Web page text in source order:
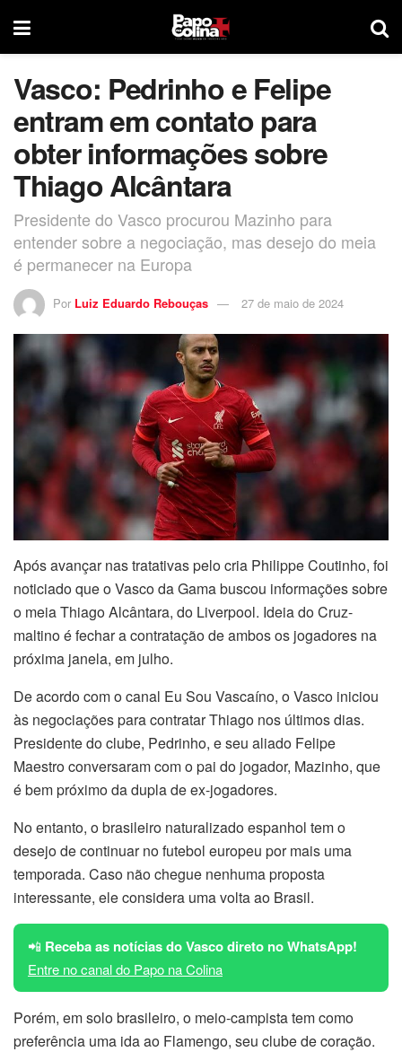
Vasco: Pedrinho e Felipe
entram em contato para
obter informações sobre
Thiago Alcântara
Presidente do Vasco procurou Mazinho para
entender sobre a negociação, mas desejo do meia
é permanecer na Europa
Por Luiz Eduardo Rebouças 27 de maio de 2024
Após avançar nas tratativas pelo cria Philippe Coutinho, foi
noticiado que o Vasco da Gama buscou informações sobre
o meia Thiago Alcântara, do Liverpool. Ideia do Cruz-
maltino é fechar a contratação de ambos os jogadores na
próxima janela, em julho.
De acordo com o canal Eu Sou Vascaíno, o Vasco iniciou
às negociações para contratar Thiago nos últimos dias.
Presidente do clube, Pedrinho, e seu aliado Felipe
Maestro conversaram com o pai do jogador, Mazinho, que
é bem próximo da dupla de ex-jogadores.
No entanto, o brasileiro naturalizado espanhol tem o
desejo de continuar no futebol europeu por mais uma
temporada. Caso não chegue nenhuma proposta
interessante, ele considera uma volta ao Brasil.
📲 Receba as notícias do Vasco direto no WhatsApp!
Entre no canal do Papo na Colina
Porém, em solo brasileiro, o meio-campista tem como
preferência uma ida ao Flamengo, seu clube de coração.